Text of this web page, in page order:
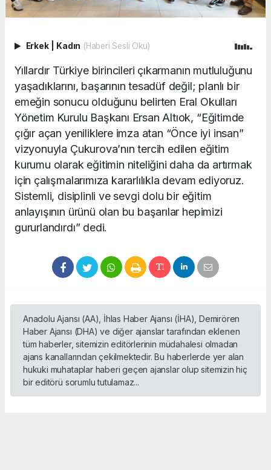
Erkek Kadın (Haberi Sesli Oku)
Yıllardır Türkiye birincileri çıkarmanın mutluluğunu
yaşadıklarını, başarının tesadüf değil; planlı bir
emeğin sonucu olduğunu belirten Eral Okulları
Yönetim Kurulu Başkanı Ersan Altıok, “Eğitimde
çığır açan yeniliklere imza atan “Önce iyi insan”
vizyonuyla Çukurova’nın tercih edilen eğitim
kurumu olarak eğitimin niteliğini daha da artırmak
için çalışmalarımıza kararlılıkla devam ediyoruz.
Sistemli, disiplinli ve sevgi dolu bir eğitim
anlayışının ürünü olan bu başarılar hepimizi
gururlandırdı” dedi.
Anadolu Ajansı (AA), İhlas Haber Ajansı (İHA), Demirören
Haber Ajansı (DHA) ve diğer ajanslar tarafından eklenen
tüm haberler, sitemizin editörlerinin müdahalesi olmadan
ajans kanallarından çekilmektedir. Bu haberlerde yer alan
hukuki muhataplar haberi geçen ajanslar olup sitemizin hiç
bir editörü sorumlu tutulamaz...